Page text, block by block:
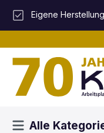
Hauptinhalt springen
Zur Suche springen
Zur Hauptnavigation
Eigene Herstellung
Alle